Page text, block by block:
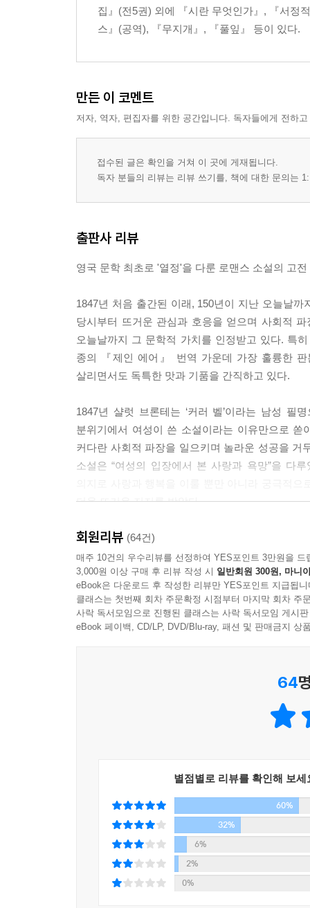
집』(전5권) 외에 『시란 무엇인가』, 『서정
스』(공역), 『무지개』, 『풀잎』 등이 있다.
만든 이 코멘트
저자, 역자, 편집자를 위한 공간입니다. 독자들에게 전하
접수된 글은 확인을 거쳐 이 곳에 게재됩니다.
독자 분들의 리뷰는 리뷰 쓰기를, 책에 대한 문의는
출판사 리뷰
영국 문학 최초로 '열정'을 다룬 로맨스 소설의 고전
1847년 처음 출간된 이래, 150년이 지난 오늘날
당시부터 뜨거운 관심과 호응을 얻으며 사회적
오늘날까지 그 문학적 가치를 인정받고 있다. 특
종의 『제인 에어』 번역 가운데 가장 훌륭한
살리면서도 독특한 맛과 기품을 간직하고 있다.
1847년 샬럿 브론테는 ‘커러 벨’이라는 남성
분위기에서 여성이 쓴 소설이라는 이유만으로
커다란 사회적 파장을 일으키며 놀라운 성공을
소설은 “여성의 입장에서 본 사랑과 욕망”을 다
더욱 뜨거운 지지를 받았다.
회원리뷰 (64건)
매주 10건의 우수리뷰를 선정하여 YES포인트 3만원을 드
3,000원 이상 구매 후 리뷰 작성 시 일반회원 300원, 마니
eBook은 다운로드 후 작성한 리뷰만 YES포인트 지급됩니
클래스는 첫번째 회차 주문확정 시점부터 마지막 회차 주
사락 독서모임으로 진행된 클래스는 사락 독서모임 게시
eBook 페이백, CD/LP, DVD/Blu-ray, 패션 및 판매금지 상
64
별점별로 리뷰를 확인해 보세
60%
32%
6%
2%
0%